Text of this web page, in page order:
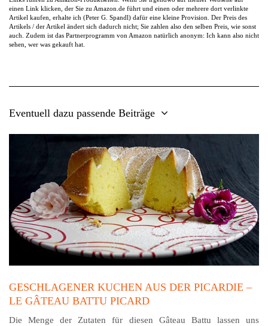
einen Link klicken, der Sie zu Amazon.de führt und einen oder mehrere dort verlinkte
Artikel kaufen, erhalte ich (Peter G. Spandl) dafür eine kleine Provision. Der Preis des
Artikels / der Artikel ändert sich dadurch nicht; Sie zahlen also den selben Preis, wie sonst
auch. Zudem ist das Partnerprogramm von Amazon natürlich anonym: Ich kann also nicht
sehen, wer was gekauft hat.
Eventuell dazu passende Beiträge
GESCHLAGENER KUCHEN AUS DER PICARDIE –
LE GÂTEAU BATTU PICARD
Die Menge der Zutaten für diesen Gâteau Battu lassen uns